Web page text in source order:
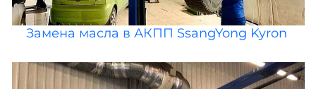
Замена масла в АКПП SsangYong Kyron